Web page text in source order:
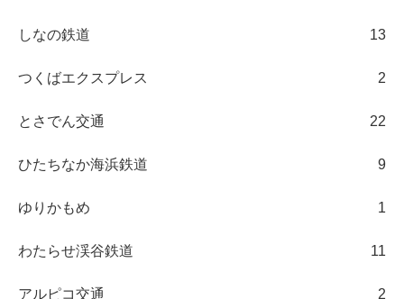
しなの鉄道 13
つくばエクスプレス 2
とさでん交通 22
ひたちなか海浜鉄道 9
ゆりかもめ 1
わたらせ渓谷鉄道 11
アルピコ交通 2